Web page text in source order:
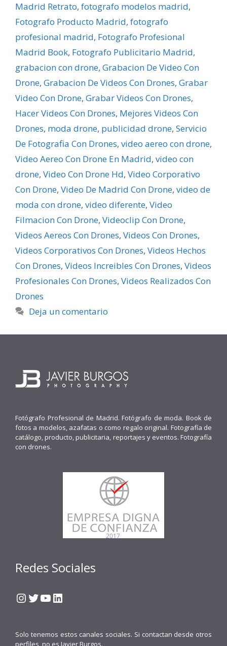
Madrid Retrato, fotografo modelos madrid,
Fotografo Producto Madrid, fotografo
profesional madrid, Fotografo Profesional
Madrid Book, Fotografo Publicitario Madrid,
grabacion con drone, Grabacion De Video Con
Drone, Grabacion De Videos Con Drones, Grabar
Video Con Drone, Grabar Videos Con Drones,
Hacer Videos Con Drones, Mejores Videos Con
Drones, moda drone, publicidad drone, Servicio
De Fotografia Con Drones, video aereo con drone,
Video Aereo Con Drone En Madrid, video con
drone, Video Con Drone Hd, Video Corporativo
Con Drone, Video De Madrid Con Drone, video de
moda con drone, video diferente, Video
Filmacion Con Drone, Videoclip Con Drone,
Videos Aereos Con Drones, Videos Con Drones,
Videos Corporativos Con Drones, Videos Hechos
Con Drones, Videos Increibles Con Drones, Videos
Profesionales Con Drones, Videos Realizados Con
Drones
Deja un comentario
Fotógrafo Profesional de Madrid. Fotógrafo de moda. Book de
fotos a modelos, azafatas o como regalo original. Fotografía de
catálogo, producto, publicitaria, reportajes y eventos. Fotografía
con drones.
Redes Sociales
Instagram
Twitter
YouTube
LinkedIn
Solo tenemos estos canales sociales. Si contactan desde otros
perfiles, no es Javier Burgos.